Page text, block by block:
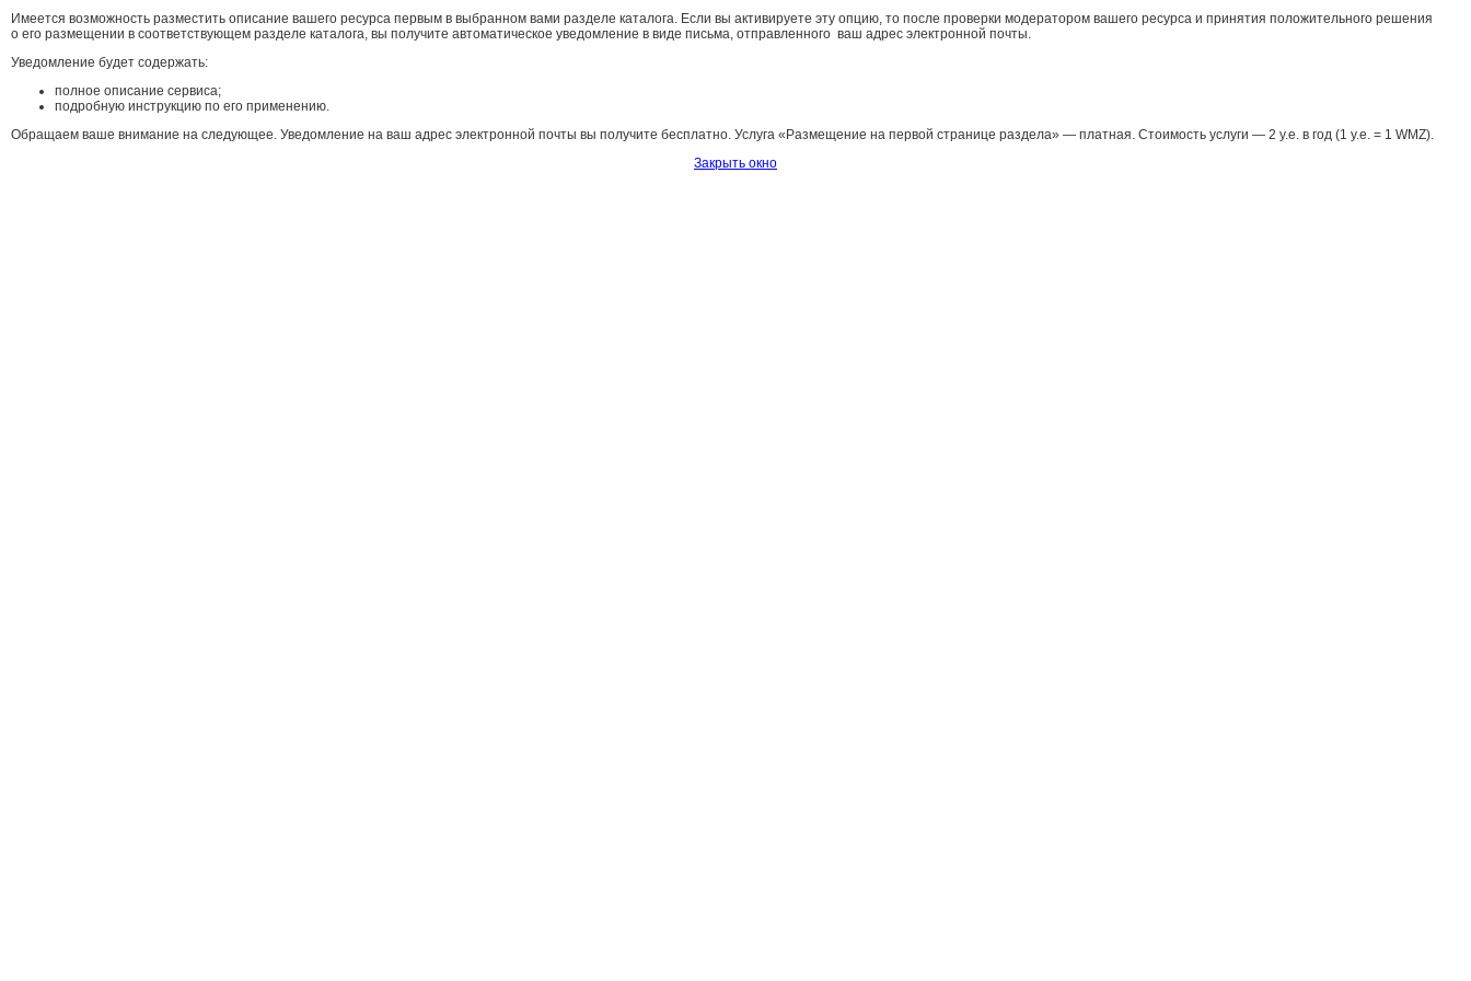
Имеется возможность разместить описание вашего ресурса первым в выбранном вами разделе каталога. Если вы активируете эту опцию, то после проверки модератором вашего ресурса и принятия положительного решения
о его размещении в соответствующем разделе каталога, вы получите автоматическое уведомление в виде письма, отправленного ваш адрес электронной почты.
Уведомление будет содержать:
полное описание сервиса;
подробную инструкцию по его применению.
Обращаем ваше внимание на следующее. Уведомление на ваш адрес электронной почты вы получите бесплатно. Услуга «Размещение на первой странице раздела» — платная. Стоимость услуги — 2 у.е. в год (1 у.е. = 1 WMZ).
Закрыть окно